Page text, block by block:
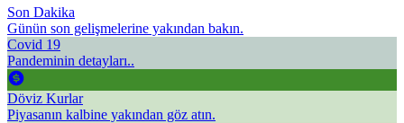
Son Dakika
Günün son gelişmelerine yakından bakın.
Covid 19
Pandeminin detayları..
Döviz Kurlar
Piyasanın kalbine yakından göz atın.